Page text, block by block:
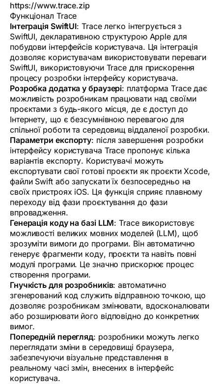
https://www.trace.zip
Функціонал Trace
Інтеграція SwiftUI: Trace легко інтегрується з
SwiftUI, декларативною структурою Apple для
побудови інтерфейсів користувача. Ця інтеграція
дозволяє користувачам використовувати переваги
SwiftUI, використовуючи Trace для прискорення
процесу розробки інтерфейсу користувача.
Розробка додатка у браузері: платформа Trace дає
можливість розробникам працювати над своїми
проєктами з будь-якого місця, де є доступ до
Інтернету, що є безсумнівною перевагою для
спільної роботи та середовищ віддаленої розробки.
Параметри експорту: після завершення розробки
інтерфейсу користувача Trace пропонує кілька
варіантів експорту. Користувачі можуть
експортувати свої готові проєкти як проєкти Xcode,
файли Swift або запускати їх безпосередньо на
своїх пристроях iOS. Ця функція сприяє плавному
переходу від фази проєктування до фази
впровадження.
Генерація коду на базі LLM: Trace використовує
можливості великих мовних моделей (LLM), щоб
зрозуміти вимоги до програми. Він автоматично
генерує фрагменти коду, проєкти та навіть повні
модулі програми. Це значно прискорює процес
створення програми.
Гнучкість для розробників: автоматично
згенерований код служить відправною точкою, що
дозволяє розробникам змінювати, вдосконалювати
або розширювати його відповідно до конкретних
вимог.
Попередній перегляд: розробники можуть легко
переглядати зміни в середовищі браузера,
забезпечуючи візуальне представлення в
реальному часі змін, внесених в інтерфейс
користувача.